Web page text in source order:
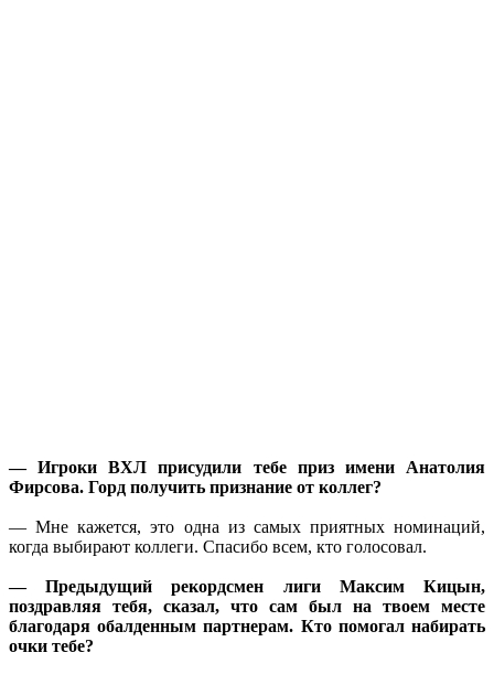
— Игроки ВХЛ присудили тебе приз имени Анатолия
Фирсова. Горд получить признание от коллег?
— Мне кажется, это одна из самых приятных номинаций,
когда выбирают коллеги. Спасибо всем, кто голосовал.
— Предыдущий рекордсмен лиги Максим Кицын,
поздравляя тебя, сказал, что сам был на твоем месте
благодаря обалденным партнерам. Кто помогал набирать
очки тебе?